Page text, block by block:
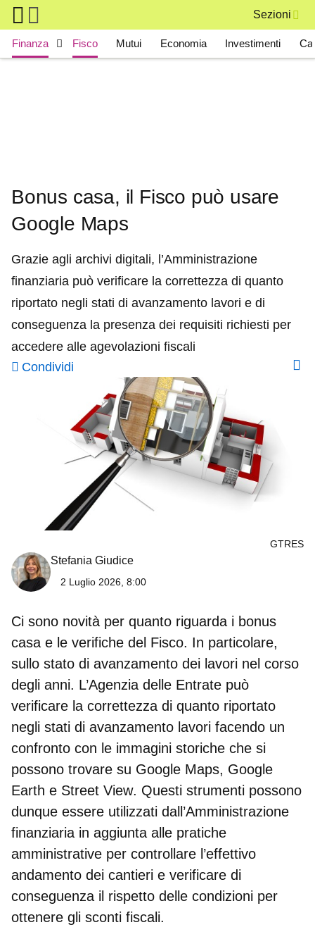
Skip to main content
Sezioni
Main navigation
Finanza Fisco Mutui Economia Investimenti
Bonus casa, il Fisco può usare
Google Maps
Grazie agli archivi digitali, l’Amministrazione
finanziaria può verificare la correttezza di quanto
riportato negli stati di avanzamento lavori e di
conseguenza la presenza dei requisiti richiesti per
accedere alle agevolazioni fiscali
Condividi
GTRES
Stefania Giudice
2 Luglio 2026, 8:00
Ci sono novità per quanto riguarda i bonus
casa e le verifiche del Fisco. In particolare,
sullo stato di avanzamento dei lavori nel corso
degli anni. L’Agenzia delle Entrate può
verificare la correttezza di quanto riportato
negli stati di avanzamento lavori facendo un
confronto con le immagini storiche che si
possono trovare su Google Maps, Google
Earth e Street View. Questi strumenti possono
dunque essere utilizzati dall’Amministrazione
finanziaria in aggiunta alle pratiche
amministrative per controllare l’effettivo
andamento dei cantieri e verificare di
conseguenza il rispetto delle condizioni per
ottenere gli sconti fiscali.